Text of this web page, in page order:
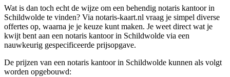
Wat is dan toch echt de wijze om een behendig notaris kantoor in
Schildwolde te vinden? Via notaris-kaart.nl vraag je simpel diverse
offertes op, waarna je je keuze kunt maken. Je weet direct wat je
kwijt bent aan een notaris kantoor in Schildwolde via een
nauwkeurig gespecificeerde prijsopgave.
De prijzen van een notaris kantoor in Schildwolde kunnen als volgt
worden opgebouwd: